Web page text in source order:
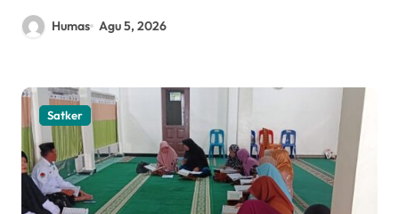
Humas Agu 5, 2026
Satker